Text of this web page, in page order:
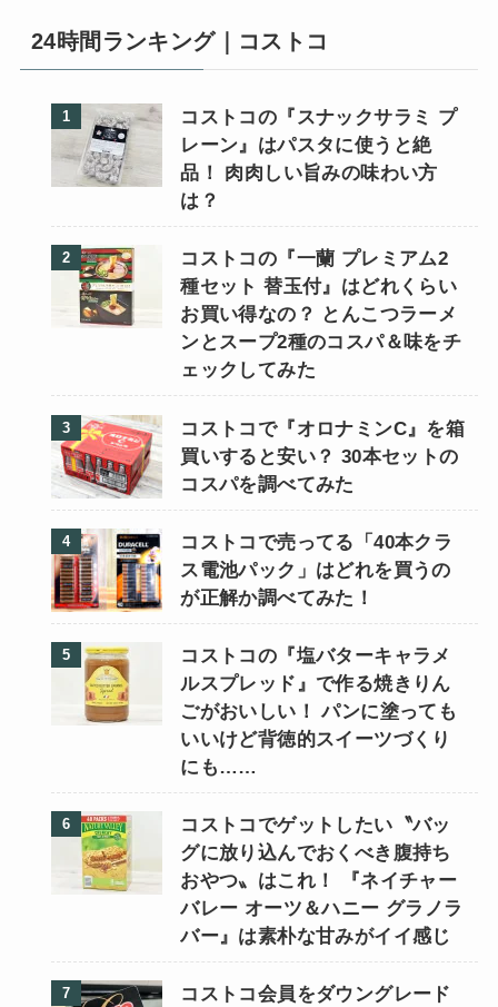
24時間ランキング｜コストコ
コストコの『スナックサラミ プ
レーン』はパスタに使うと絶
品！ 肉肉しい旨みの味わい方
は？
コストコの『一蘭 プレミアム2
種セット 替玉付』はどれくらい
お買い得なの？ とんこつラーメ
ンとスープ2種のコスパ＆味をチ
ェックしてみた
コストコで『オロナミンC』を箱
買いすると安い？ 30本セットの
コスパを調べてみた
コストコで売ってる「40本クラ
ス電池パック」はどれを買うの
が正解か調べてみた！
コストコの『塩バターキャラメ
ルスプレッド』で作る焼きりん
ごがおいしい！ パンに塗っても
いいけど背徳的スイーツづくり
にも……
コストコでゲットしたい〝バッ
グに放り込んでおくべき腹持ち
おやつ〟はこれ！ 『ネイチャー
バレー オーツ＆ハニー グラノラ
バー』は素朴な甘みがイイ感じ
コストコ会員をダウングレード